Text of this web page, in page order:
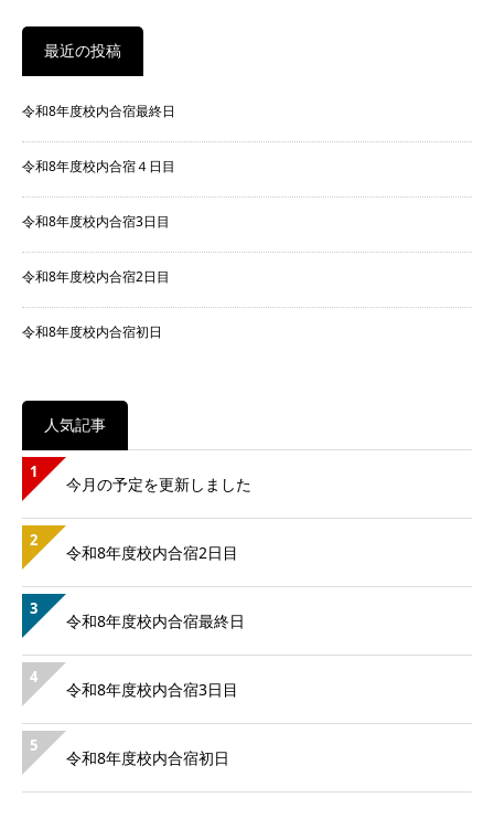
最近の投稿
令和8年度校内合宿最終日
令和8年度校内合宿４日目
令和8年度校内合宿3日目
令和8年度校内合宿2日目
令和8年度校内合宿初日
人気記事
1
今月の予定を更新しました
2
令和8年度校内合宿2日目
3
令和8年度校内合宿最終日
4
令和8年度校内合宿3日目
5
令和8年度校内合宿初日